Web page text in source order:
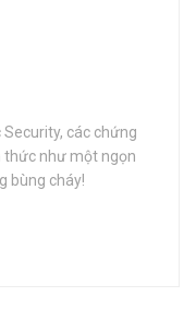
các chứng
thức như một ngọn
bùng cháy!